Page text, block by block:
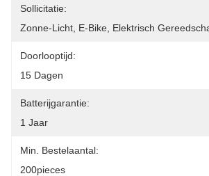
Sollicitatie:
Zonne-Licht, E-Bike, Elektrisch
Doorlooptijd:
15 Dagen
Batterijgarantie:
1 Jaar
Min. Bestelaantal:
200pieces